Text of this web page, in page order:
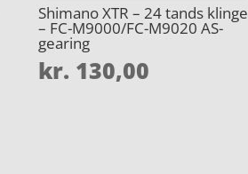
Shimano XTR – 24 tands klinge
– FC-M9000/FC-M9020 AS-
gearing
kr. 130,00